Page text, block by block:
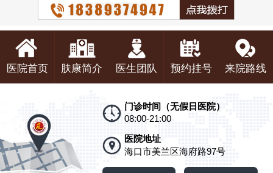
医院首页 肤康简介 医生团队 预约挂号 来院路线
门诊时间（无假日医院）
08:00-21:00
医院地址
海口市美兰区海府路97号